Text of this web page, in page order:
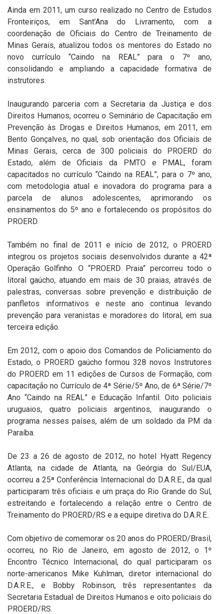
Ainda em 2011, um curso realizado no Centro de Estudos
Fronteiriços, em Sant’Ana do Livramento, com a
coordenação de Oficiais do Centro de Treinamento de
Minas Gerais, atualizou todos os mentores do Estado no
novo currículo “Caindo na REAL” para o 7º ano,
consolidando e ampliando a capacidade formativa de
instrutores.
Inaugurando parceria com a Secretaria da Justiça e dos
Direitos Humanos, ocorreu o Seminário de Capacitação em
Prevenção às Drogas e Direitos Humanos, em 2011, em
Bento Gonçalves, no qual, sob orientação dos Oficiais de
Minas Gerais, cerca de 300 policiais do PROERD do
Estado, além de Oficiais da PMTO e PMAL, foram
capacitados no currículo “Caindo na REAL”, para o 7º ano,
com metodologia atual e inovadora do programa para a
parcela de alunos adolescentes, aprimorando os
ensinamentos do 5º ano e fortalecendo os propósitos do
PROERD.
Também no final de 2011 e início de 2012, o PROERD
integrou os projetos sociais desenvolvidos durante a 42ª
Operação Golfinho. O “PROERD Praia” percorreu todo o
litoral gaúcho, atuando em mais de 30 praias, através de
palestras, conversas sobre prevenção e distribuição de
panfletos informativos e neste ano continua levando
prevenção para veranistas e moradores do litoral, em sua
terceira edição.
Em 2012, com o apoio dos Comandos de Policiamento do
Estado, o PROERD gaúcho formou 328 novos Instrutores
do PROERD em 11 edições de Cursos de Formação, com
capacitação no Currículo de 4ª Série/5º Ano, de 6ª Série/7º
Ano “Caindo na REAL” e Educação Infantil. Oito policiais
uruguaios, quatro policiais argentinos, inaugurando o
programa nesses países, além de um soldado da PM da
Paraíba.
De 23 a 26 de agosto de 2012, no hotel Hyatt Regency
Atlanta, na cidade de Atlanta, na Geórgia do Sul/EUA,
ocorreu a 25ª Conferência Internacional do D.A.R.E., da qual
participaram três oficiais e um praça do Rio Grande do Sul,
estreitando e fortalecendo a relação entre o Centro de
Treinamento do PROERD/RS e a equipe diretiva do D.A.R.E..
Com objetivo de comemorar os 20 anos do PROERD/Brasil,
ocorreu, no Rio de Janeiro, em agosto de 2012, o 1º
Encontro Técnico Internacional, do qual participaram os
norte-americanos Mike Kuhlman, diretor internacional do
D.A.R.E., e Bobby Robinson, três representantes da
Secretaria Estadual de Direitos Humanos e oito policiais do
PROERD/RS.